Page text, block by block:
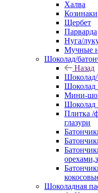
Халва
Козинаки
Щербет
Парварда
Нуга/
Мучные
Шоколад/
Назад
Шоколад/
Шоколад
Мини-
Шоколад
Плитка /
глазури
Шоколадная